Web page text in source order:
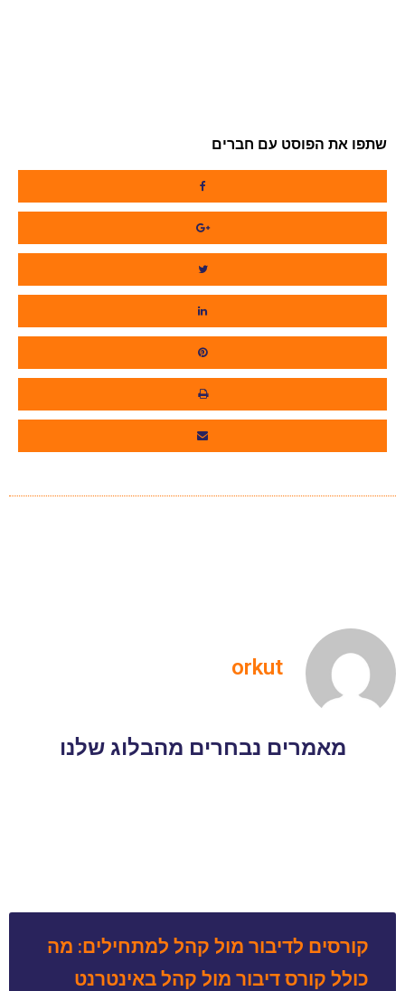
שתפו את הפוסט עם חברים
orkut
מאמרים נבחרים מהבלוג שלנו
קורסים לדיבור מול קהל למתחילים: מה
כולל קורס דיבור מול קהל באינטרנט